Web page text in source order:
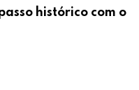
histórico com o